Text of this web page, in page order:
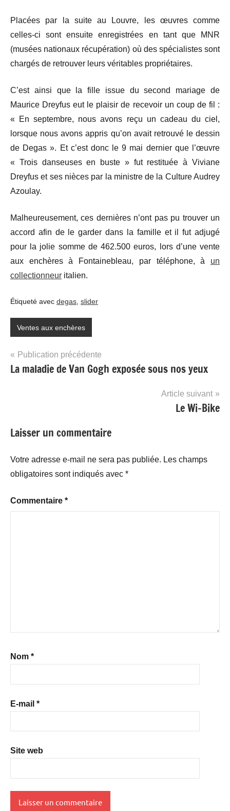
Placées par la suite au Louvre, les œuvres comme
celles-ci sont ensuite enregistrées en tant que MNR
(musées nationaux récupération) où des spécialistes sont
chargés de retrouver leurs véritables propriétaires.
C’est ainsi que la fille issue du second mariage de
Maurice Dreyfus eut le plaisir de recevoir un coup de fil :
« En septembre, nous avons reçu un cadeau du ciel,
lorsque nous avons appris qu’on avait retrouvé le dessin
de Degas ». Et c’est donc le 9 mai dernier que l’œuvre
« Trois danseuses en buste » fut restituée à Viviane
Dreyfus et ses nièces par la ministre de la Culture Audrey
Azoulay.
Malheureusement, ces dernières n’ont pas pu trouver un
accord afin de le garder dans la famille et il fut adjugé
pour la jolie somme de 462.500 euros, lors d’une vente
aux enchères à Fontainebleau, par téléphone, à un
collectionneur italien.
Étiqueté avec degas slider
Ventes aux enchères
Navigation
de
Publication précédente
La maladie de Van Gogh exposée sous nos yeux
Article suivant
Le Wi-Bike
Laisser un commentaire
Votre adresse e-mail ne sera pas publiée. Les champs
obligatoires sont indiqués avec *
Commentaire *
Nom *
E-mail *
Site web